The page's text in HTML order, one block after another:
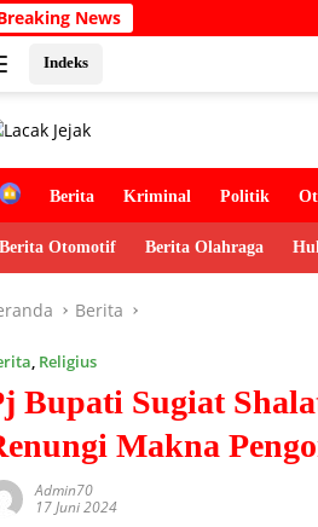
News Kabar
Indeks
H
e
Berita Kriminal Politik
Berita Otomotif Berita Olahraga
Berita
Religius
Bupati Sugiat
Makna
Admin70
17 Juni 2024